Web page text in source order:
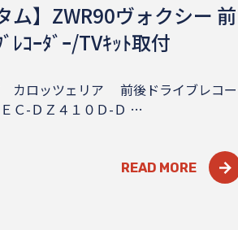
ム】ZWR90ヴォクシー 前
ﾚｺｰﾀﾞｰ/TVｷｯﾄ取付
カロッツェリア 前後ドライブレコー
Ｃ-ＤＺ４１０Ｄ-Ｄ …
READ MORE